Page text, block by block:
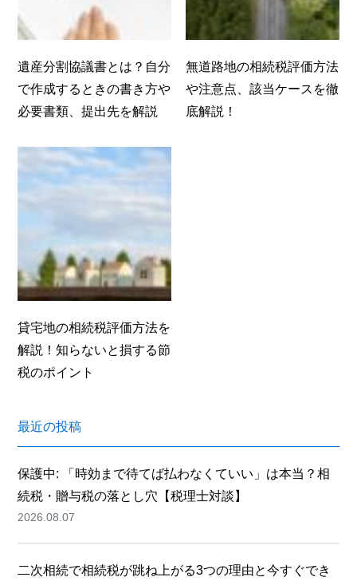
遺産分割協議書とは？自分
で作成するときの書き方や
必要書類、提出先を解説
無道路地の相続税評価方法
や注意点、該当ケースを徹
底解説！
貸宅地の相続税評価方法を
解説！知らないと損する節
税のポイント
最近の投稿
保護中: 「時効まで待てば払わなくていい」は本当？相
続税・贈与税の落とし穴【税理士対談】
2026.08.07
二次相続で相続税が跳ね上がる3つの理由と今すぐでき